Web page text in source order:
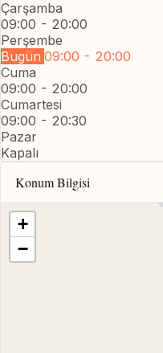
Çarşamba
09:00 - 20:00
Perşembe
Bugün 09:00 - 20:00
Cuma
09:00 - 20:00
Cumartesi
09:00 - 20:30
Pazar
Kapalı
Konum Bilgisi
+
−